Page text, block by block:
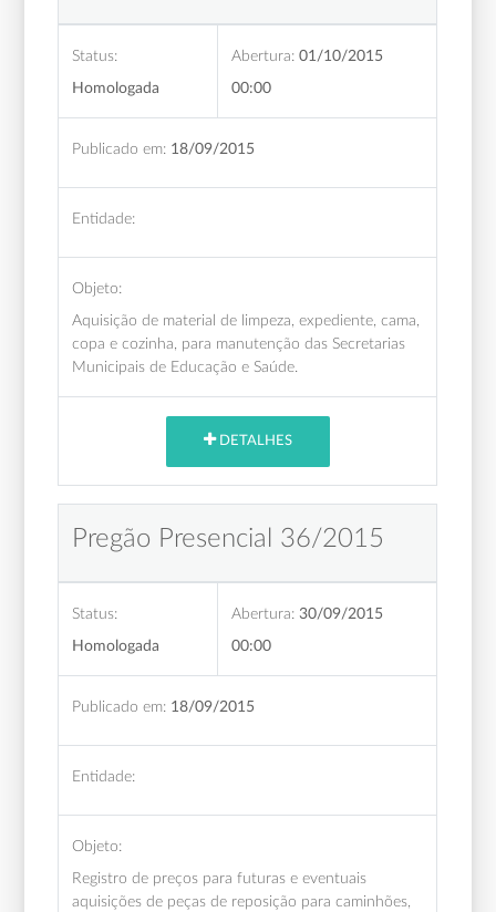
Status:
Homologada
Abertura: 01/10/2015
00:00
Publicado em: 18/09/2015
Entidade:
Objeto:
Aquisição de material de limpeza, expediente, cama,
copa e cozinha, para manutenção das Secretarias
Municipais de Educação e Saúde.
DETALHES
Pregão Presencial 36/2015
Status:
Homologada
Abertura: 30/09/2015
00:00
Publicado em: 18/09/2015
Entidade:
Objeto:
Registro de preços para futuras e eventuais
aquisições de peças de reposição para caminhões,